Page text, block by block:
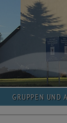
GRUPPEN UND